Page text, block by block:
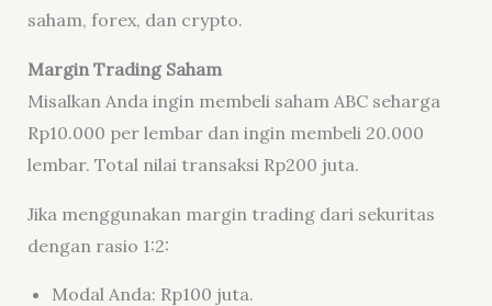
saham, forex, dan crypto.
Margin Trading Saham
Misalkan Anda ingin membeli saham ABC seharga
Rp10.000 per lembar dan ingin membeli 20.000
lembar. Total nilai transaksi Rp200 juta.
Jika menggunakan margin trading dari sekuritas
dengan rasio 1:2:
Modal Anda: Rp100 juta.